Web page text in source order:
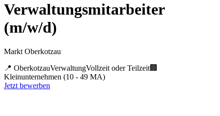
Verwaltungsmitarbeiter
(m/w/d)
Markt Oberkotzau
📍 OberkotzauVerwaltungVollzeit oder Teilzeit🏢
Kleinunternehmen (10 - 49 MA)
Jetzt bewerben